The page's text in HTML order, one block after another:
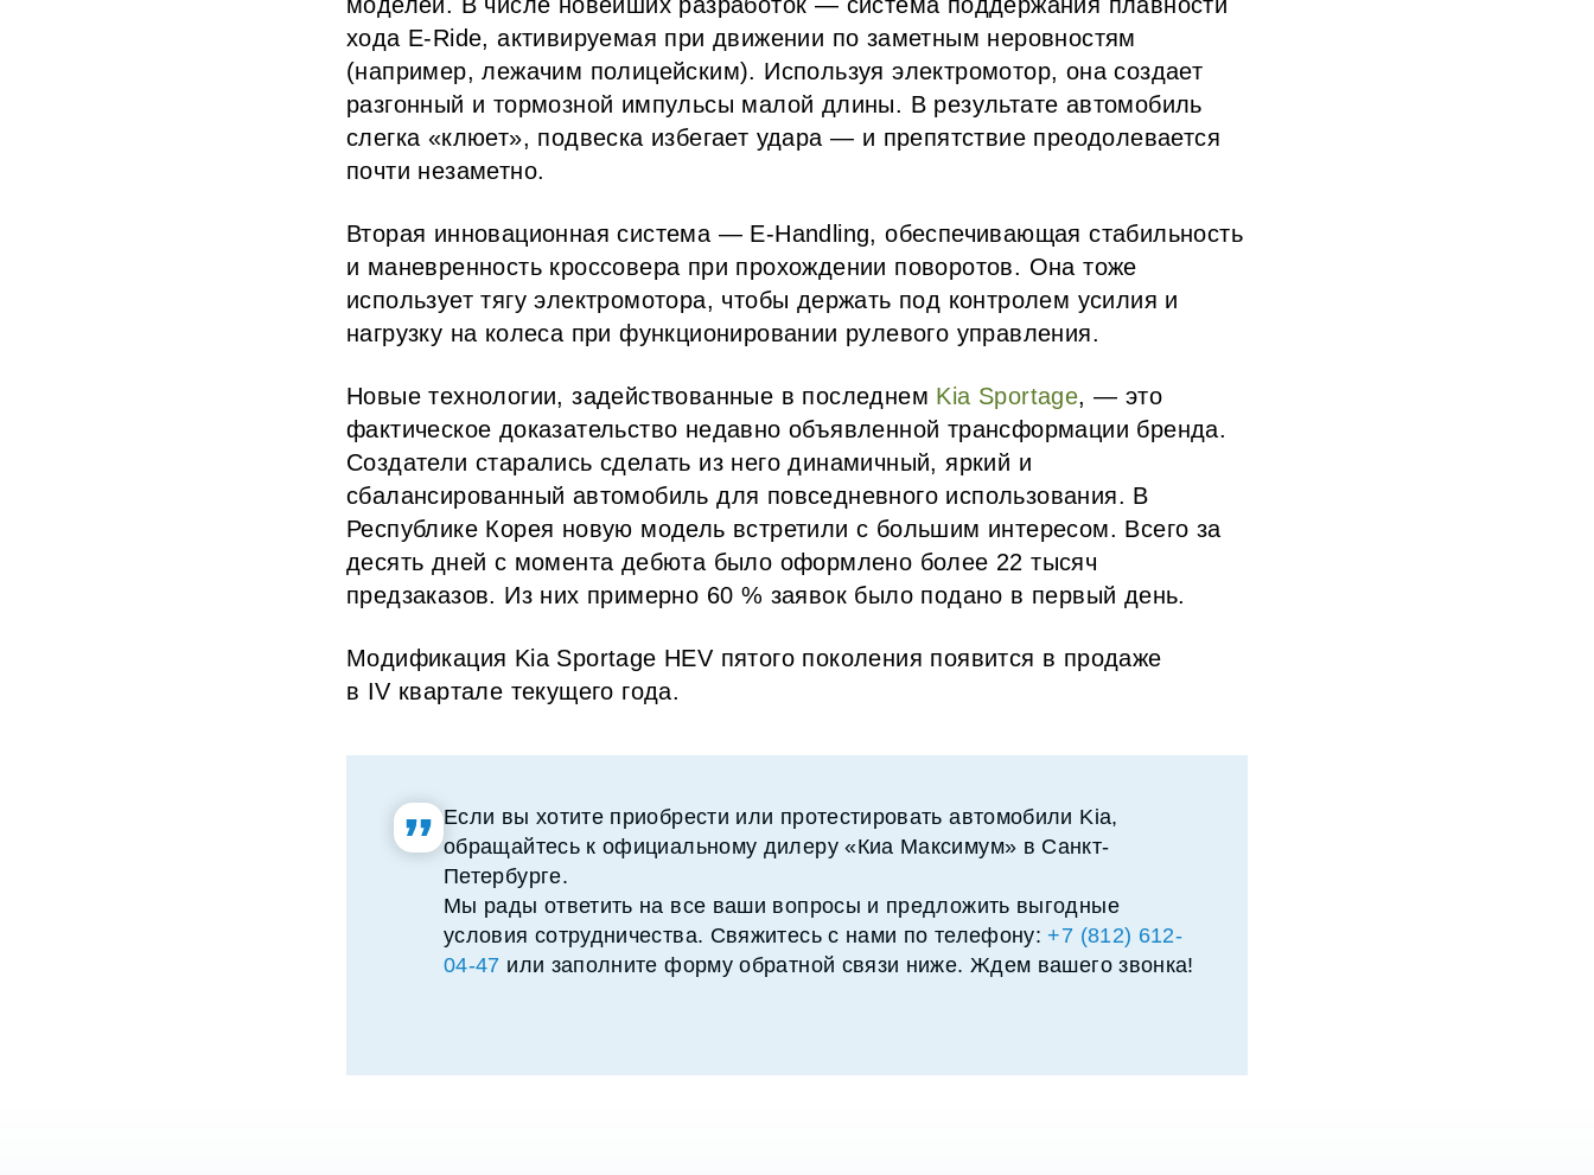
хода E-Ride, активируемая при движении по заметным неровностям
(например, лежачим полицейским). Используя электромотор, она создает
разгонный и тормозной импульсы малой длины. В результате автомобиль
слегка «клюет», подвеска избегает удара — и препятствие преодолевается
почти незаметно.
Вторая инновационная система — E-Handling, обеспечивающая стабильность
и маневренность кроссовера при прохождении поворотов. Она тоже
использует тягу электромотора, чтобы держать под контролем усилия и
нагрузку на колеса при функционировании рулевого управления.
Новые технологии, задействованные в последнем Kia Sportage, — это
фактическое доказательство недавно объявленной трансформации бренда.
Создатели старались сделать из него динамичный, яркий и
сбалансированный автомобиль для повседневного использования. В
Республике Корея новую модель встретили с большим интересом. Всего за
десять дней с момента дебюта было оформлено более 22 тысяч
предзаказов. Из них примерно 60 % заявок было подано в первый день.
Модификация Kia Sportage HEV пятого поколения появится в продаже
в IV квартале текущего года.
Если вы хотите приобрести или протестировать автомобили Kia,
обращайтесь к официальному дилеру «Киа Максимум» в Санкт-
Петербурге.
Мы рады ответить на все ваши вопросы и предложить выгодные
условия сотрудничества. Свяжитесь с нами по телефону:+7 (812) 612-
04-47 или заполните форму обратной связи ниже. Ждем вашего звонка!